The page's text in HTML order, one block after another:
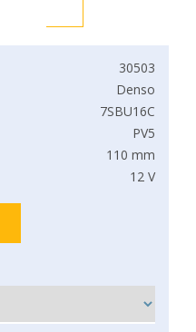
30503
Denso
7SBU16C
PV5
110 mm
12 V